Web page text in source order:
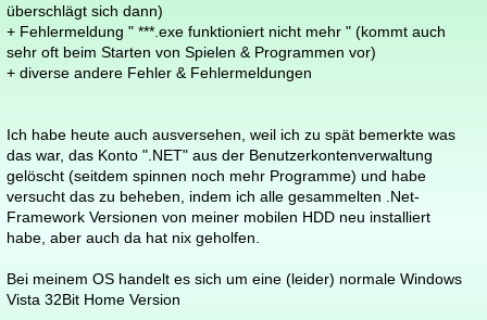
überschlägt sich dann)
+ Fehlermeldung " ***.exe funktioniert nicht mehr " (kommt auch
sehr oft beim Starten von Spielen & Programmen vor)
+ diverse andere Fehler & Fehlermeldungen
Ich habe heute auch ausversehen, weil ich zu spät bemerkte was
das war, das Konto ".NET" aus der Benutzerkontenverwaltung
gelöscht (seitdem spinnen noch mehr Programme) und habe
versucht das zu beheben, indem ich alle gesammelten .Net-
Framework Versionen von meiner mobilen HDD neu installiert
habe, aber auch da hat nix geholfen.
Bei meinem OS handelt es sich um eine (leider) normale Windows
Vista 32Bit Home Version